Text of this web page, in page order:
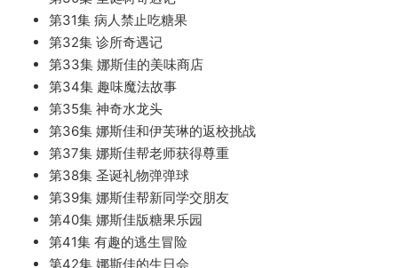
第31集 病人禁止吃糖果
第32集 诊所奇遇记
第33集 娜斯佳的美味商店
第34集 趣味魔法故事
第35集 神奇水龙头
第36集 娜斯佳和伊芙琳的返校挑战
第37集 娜斯佳帮老师获得尊重
第38集 圣诞礼物弹弹球
第39集 娜斯佳帮新同学交朋友
第40集 娜斯佳版糖果乐园
第41集 有趣的逃生冒险
第42集 娜斯佳的生日会